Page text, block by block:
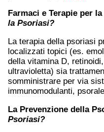
Farmaci e Terapie per
la Psoriasi?
La terapia della psoriasi
localizzati topici (es.
della vitamina D,
ultravioletta) sia
somministrare per via
immunomodulanti,
La Prevenzione della
Psoriasi?